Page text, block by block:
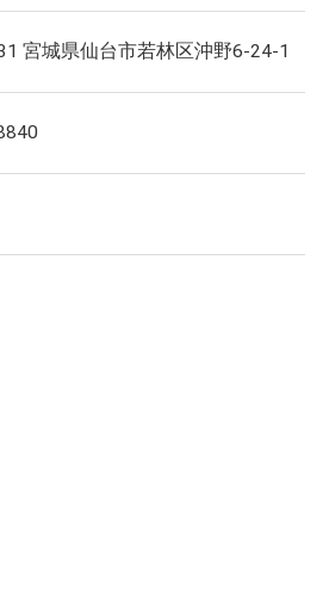
宮城県仙台市若林区沖野6-24-1